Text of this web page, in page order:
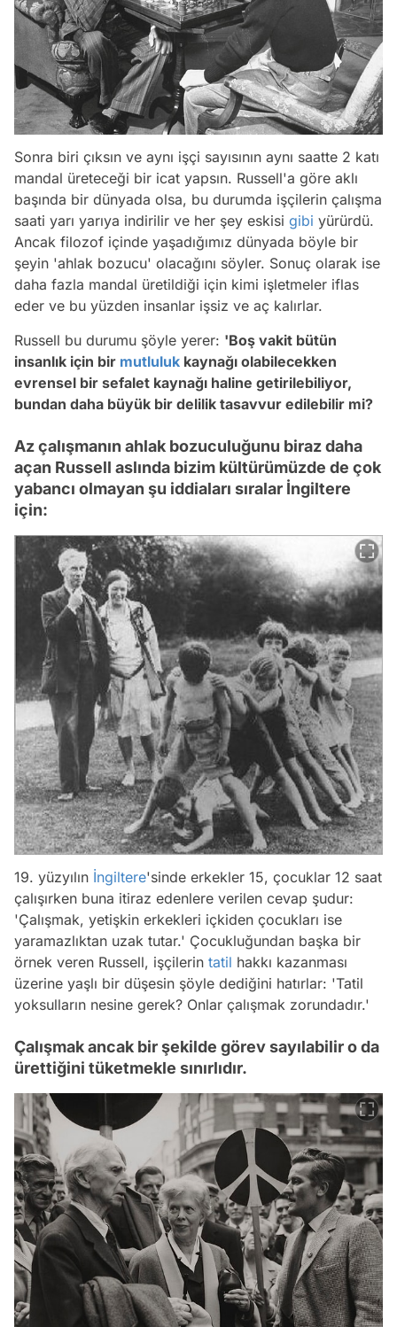
Sonra biri çıksın ve aynı işçi sayısının aynı saatte 2 katı
mandal üreteceği bir icat yapsın. Russell'a göre aklı
başında bir dünyada olsa, bu durumda işçilerin çalışma
saati yarı yarıya indirilir ve her şey eskisi gibi yürürdü.
Ancak filozof içinde yaşadığımız dünyada böyle bir
şeyin 'ahlak bozucu' olacağını söyler. Sonuç olarak ise
daha fazla mandal üretildiği için kimi işletmeler iflas
eder ve bu yüzden insanlar işsiz ve aç kalırlar.
Russell bu durumu şöyle yerer: 'Boş vakit bütün
insanlık için bir mutluluk kaynağı olabilecekken
evrensel bir sefalet kaynağı haline getirilebiliyor,
bundan daha büyük bir delilik tasavvur edilebilir mi?
Az çalışmanın ahlak bozuculuğunu biraz daha
açan Russell aslında bizim kültürümüzde de çok
yabancı olmayan şu iddiaları sıralar İngiltere
için:
19. yüzyılın İngiltere'sinde erkekler 15, çocuklar 12 saat
çalışırken buna itiraz edenlere verilen cevap şudur:
'Çalışmak, yetişkin erkekleri içkiden çocukları ise
yaramazlıktan uzak tutar.' Çocukluğundan başka bir
örnek veren Russell, işçilerin tatil hakkı kazanması
üzerine yaşlı bir düşesin şöyle dediğini hatırlar: 'Tatil
yoksulların nesine gerek? Onlar çalışmak zorundadır.'
Çalışmak ancak bir şekilde görev sayılabilir o da
ürettiğini tüketmekle sınırlıdır.